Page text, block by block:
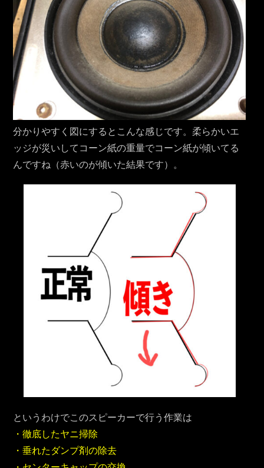
分かりやすく図にするとこんな感じです。柔らかいエ
ッジが災いしてコーン紙の重量でコーン紙が傾いてる
んですね（赤いのが傾いた結果です）。
というわけでこのスピーカーで行う作業は
・徹底したヤニ掃除
・垂れたダンプ剤の除去